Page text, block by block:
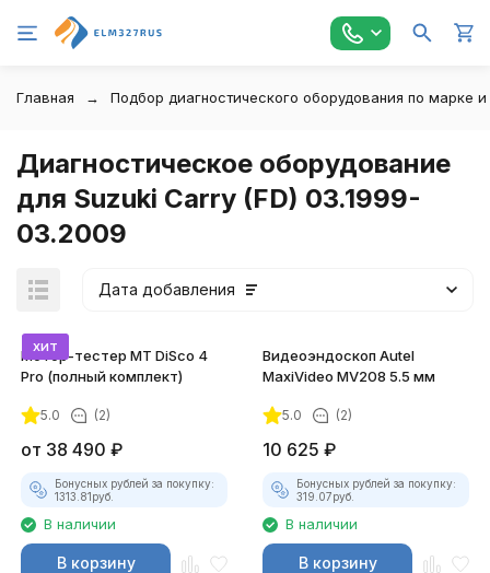
Главная Подбор диагностического оборудования по марке
Диагностическое оборудование
для Suzuki Carry (FD) 03.1999-
03.2009
Дата добавления
хит
Мотор-тестер MT DiSco 4
Pro (полный комплект)
5.0 (2)
от 38 490 ₽
Бонусных рублей за покупку:
1313.81руб.
В наличии
В корзину
Видеоэндоскоп Autel
MaxiVideo MV208 5.5 мм
5.0 (2)
10 625 ₽
Бонусных рублей за покупку:
319.07руб.
В наличии
В корзину